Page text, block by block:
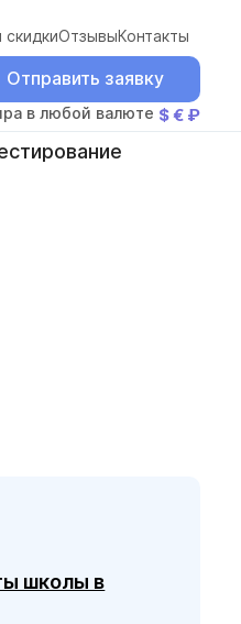
скидкиОтзывыКонтакты
Отправить заявку
в любой валюте $ € ₽
школы в